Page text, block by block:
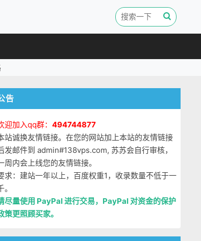
告
迎加入qq群： 494744877
站诚换友情链接。在您的网站加上本站的友情链接
发邮件到 admin#138vps.com, 苏苏会自行审核，
周内会上线您的友情链接。
求：建站一年以上，百度权重1，收录数量不低于一
。
尽量使用 PayPal 进行交易，PayPal 对资金的保护
策更照顾买家。